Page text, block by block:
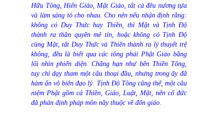
Hữu Tông, Hiển Giáo, Mật Giáo, tất cả đều nương tựa
và làm sáng tỏ cho nhau. Cho nên nếu nhận định rằng:
không có Duy Thức hay Thiền, thì Mật và Tịnh Độ
thành ra thần quyền mê tín, hoặc không có Tịnh Độ
cùng Mật, tất Duy Thức và Thiền thành ra lý thuyết trệ
không, đều là biết qua các tông phái Phật Giáo bằng
lối nhìn phiến diện. Chẳng hạn như bên Thiền Tông,
tuy chỉ dạy tham một câu thoại đầu, nhưng trong ấy đã
hàm ẩn vô biên đạo lý. Tịnh Độ Tông cũng thế, một câu
niệm Phật gồm cả Thiền, Giáo, Luật, Mật, nên cổ đức
đã phán định pháp môn nầy thuộc về đốn giáo.